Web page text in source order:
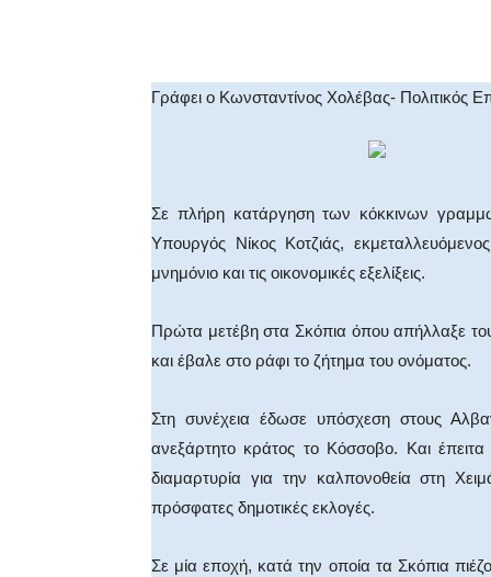
Γράφει ο Κωνσταντίνος Χολέβας- Πολιτικός
Σε πλήρη κατάργηση των κόκκινων
Υπουργός Νίκος Κοτζιάς,
μνημόνιο και τις οικονομικές εξελίξεις.
Πρώτα μετέβη στα Σκόπια όπου απήλλαξε
και έβαλε στο ράφι το ζήτημα του ονόματος.
Στη συνέχεια έδωσε υπόσχεση στους
ανεξάρτητο κράτος το Κόσσοβο. Και
διαμαρτυρία για την καλπονοθεία στη
πρόσφατες δημοτικές εκλογές.
Σε μία εποχή, κατά την οποία τα Σκόπια